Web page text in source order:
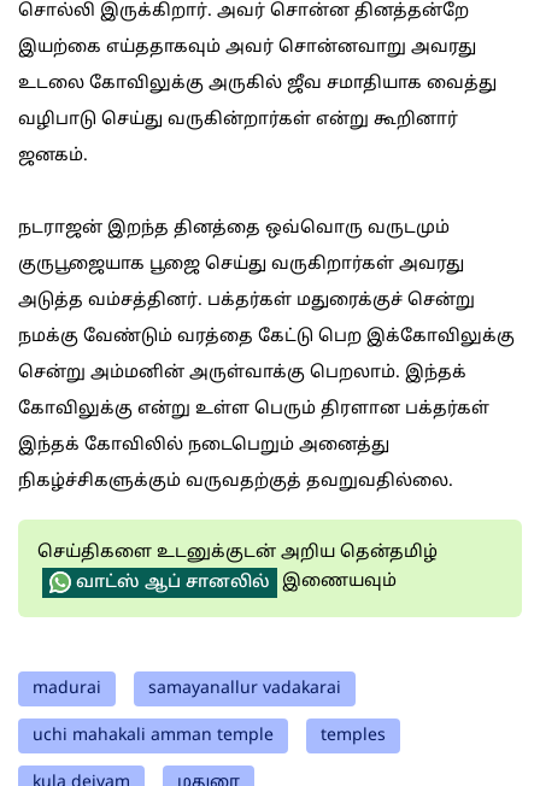
சொல்லி இருக்கிறார். அவர் சொன்ன தினத்தன்றே
இயற்கை எய்ததாகவும் அவர் சொன்னவாறு அவரது
உடலை கோவிலுக்கு அருகில் ஜீவ சமாதியாக வைத்து
வழிபாடு செய்து வருகின்றார்கள் என்று கூறினார்
ஜனகம்.
நடராஜன் இறந்த தினத்தை ஒவ்வொரு வருடமும்
குருபூஜையாக பூஜை செய்து வருகிறார்கள் அவரது
அடுத்த வம்சத்தினர். பக்தர்கள் மதுரைக்குச் சென்று
நமக்கு வேண்டும் வரத்தை கேட்டு பெற இக்கோவிலுக்கு
சென்று அம்மனின் அருள்வாக்கு பெறலாம். இந்தக்
கோவிலுக்கு என்று உள்ள பெரும் திரளான பக்தர்கள்
இந்தக் கோவிலில் நடைபெறும் அனைத்து
நிகழ்ச்சிகளுக்கும் வருவதற்குத் தவறுவதில்லை.
செய்திகளை உடனுக்குடன் அறிய தென்தமிழ்
வாட்ஸ் ஆப் சானலில்
இணையவும்
madurai samayanallur vadakarai
uchi mahakali amman temple temples